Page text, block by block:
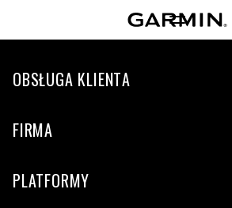
OBSŁUGA KLIENTA
FIRMA
PLATFORMY